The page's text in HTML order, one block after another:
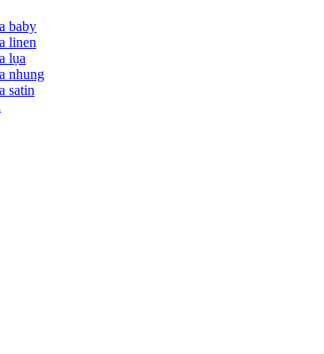
baby
linen
lụa
nhung
satin